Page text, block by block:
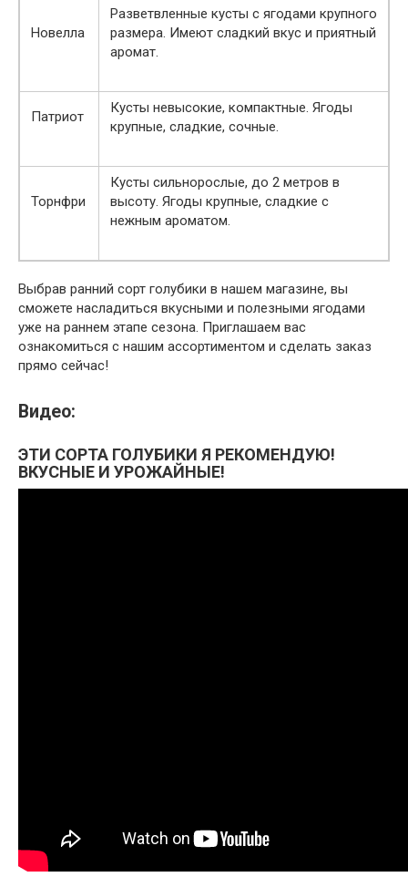
Новелла
Разветвленные кусты с ягодами крупного
размера. Имеют сладкий вкус и приятный
аромат.
Патриот
Кусты невысокие, компактные. Ягоды
крупные, сладкие, сочные.
Торнфри
Кусты сильнорослые, до 2 метров в
высоту. Ягоды крупные, сладкие с
нежным ароматом.
Выбрав ранний сорт голубики в нашем магазине, вы
сможете насладиться вкусными и полезными ягодами
уже на раннем этапе сезона. Приглашаем вас
ознакомиться с нашим ассортиментом и сделать заказ
прямо сейчас!
Видео:
ЭТИ СОРТА ГОЛУБИКИ Я РЕКОМЕНДУЮ!
ВКУСНЫЕ И УРОЖАЙНЫЕ!